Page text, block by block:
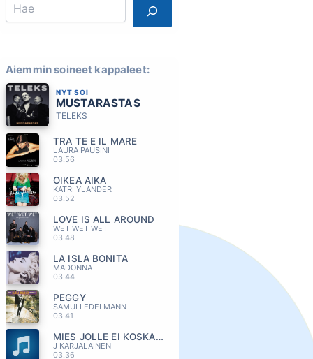
Aiemmin soineet kappaleet:
NYT SOI
MUSTARASTAS
TELEKS
TRA TE E IL MARE
LAURA PAUSINI
03.56
OIKEA AIKA
KATRI YLANDER
03.52
LOVE IS ALL AROUND
WET WET WET
03.48
LA ISLA BONITA
MADONNA
03.44
PEGGY
SAMULI EDELMANN
03.41
MIES JOLLE EI KOSKAAN TAPAHDU MITÄÄN
J KARJALAINEN
03.36